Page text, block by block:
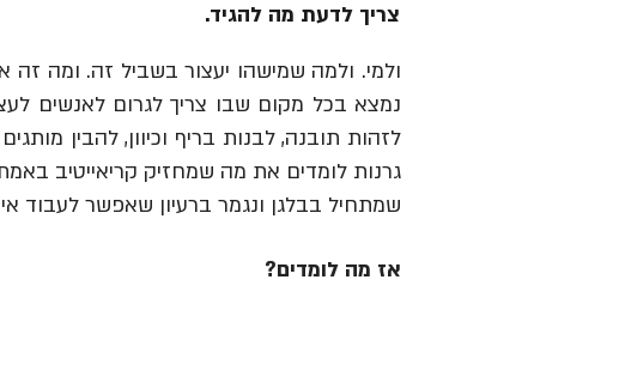
צריך לדעת מה להגיד.
ולמי. ולמה שמישהו יעצור בשביל זה. ומה זה
נמצא בכל מקום שבו צריך לגרום לאנשים
גרנות לומדים את מה שמחזיק קריאייטיב
שמתחיל בבלגן ונגמר ברעיון שאפשר לעבוד
אז מה לומדים?